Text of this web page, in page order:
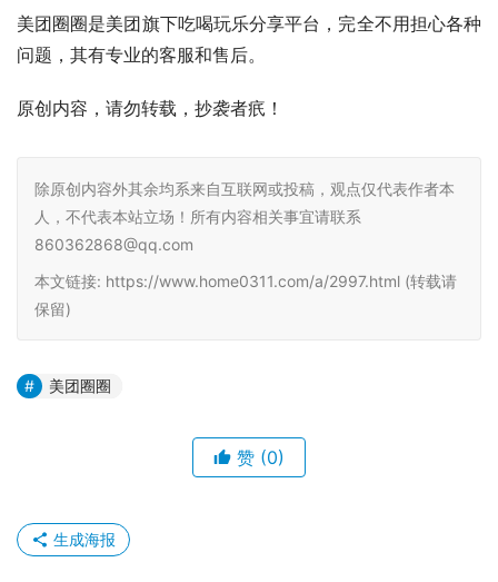
美团圈圈是美团旗下吃喝玩乐分享平台，完全不用担心各种
问题，其有专业的客服和售后。
原创内容，请勿转载，抄袭者疧！
除原创内容外其余均系来自互联网或投稿，观点仅代表作者本
人，不代表本站立场！所有内容相关事宜请联系
860362868@qq.com
本文链接: https://www.home0311.com/a/2997.html (转载请
保留)
美团圈圈
赞 (0)
生成海报